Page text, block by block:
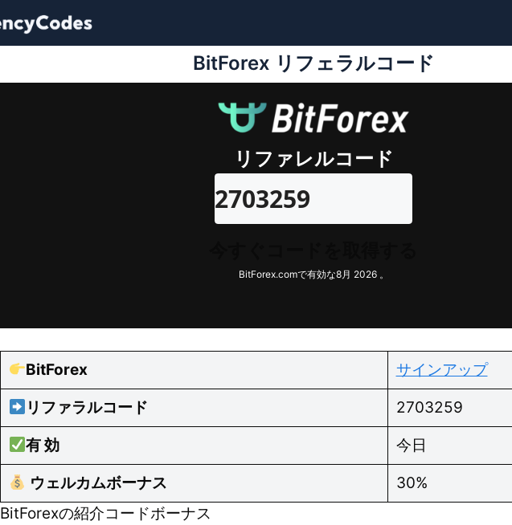
BitForex リフェラルコード
リファレルコード
2703259
BitForex.comで有効な8月 2026 。
BitForex サインアップ
リファラルコード 2703259
有 効 今日
ウェルカムボーナス
30%
BitForexの紹介コードボーナス